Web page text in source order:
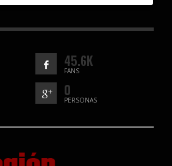
45.6K
FANS
0
PERSONAS